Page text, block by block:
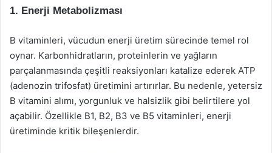
1. Enerji Metabolizması
B vitaminleri, vücudun enerji üretim sürecinde temel rol
oynar. Karbonhidratların, proteinlerin ve yağların
parçalanmasında çeşitli reaksiyonları katalize ederek ATP
(adenozin trifosfat) üretimini artırırlar. Bu nedenle, yetersiz
B vitamini alımı, yorgunluk ve halsizlik gibi belirtilere yol
açabilir. Özellikle B1, B2, B3 ve B5 vitaminleri, enerji
üretiminde kritik bileşenlerdir.